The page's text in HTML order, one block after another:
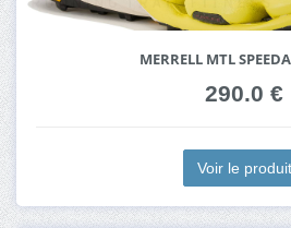
MERRELL MTL
290.0 €
Voir le produit